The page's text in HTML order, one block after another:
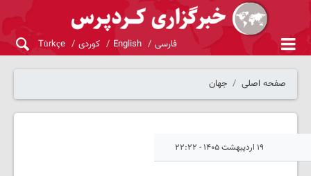
فارسی English کوردی Türkçe
صفحه اصلی جهان
۱۹ اردیبهشت ۱۴۰۵ - ۲۲:۲۲